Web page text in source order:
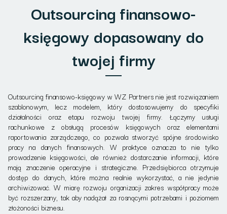
Outsourcing finansowo-
księgowy dopasowany do
twojej firmy
Outsourcing finansowo-księgowy w WZ Partners nie jest rozwiązaniem
szablonowym, lecz modelem, który dostosowujemy do specyfiki
działalności oraz etapu rozwoju twojej firmy. Łączymy usługi
rachunkowe z obsługą procesów księgowych oraz elementami
raportowania zarządczego, co pozwala stworzyć spójne środowisko
pracy na danych finansowych. W praktyce oznacza to nie tylko
prowadzenie księgowości, ale również dostarczanie informacji, które
mają znaczenie operacyjne i strategiczne. Przedsiębiorca otrzymuje
dostęp do danych, które można realnie wykorzystać, a nie jedynie
archiwizować. W miarę rozwoju organizacji zakres współpracy może
być rozszerzany, tak aby nadążał za rosnącymi potrzebami i poziomem
złożoności biznesu.